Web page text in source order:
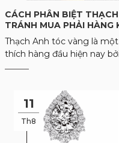
CÁCH PHÂN BIỆT
TRÁNH MUA PHẢI HÀNG
Thạch Anh tóc vàng là
thích hàng đầu hiện nay
11
Th8